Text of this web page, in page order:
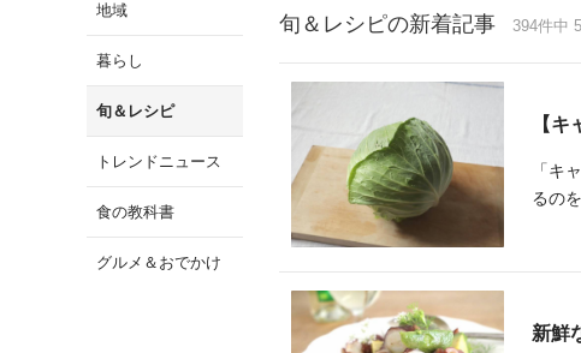
地域
暮らし
旬＆レシピ
トレンドニュース
食の教科書
グルメ＆おでかけ
旬＆レシピの新着記事 394件中
【
「キ
るの
新鮮